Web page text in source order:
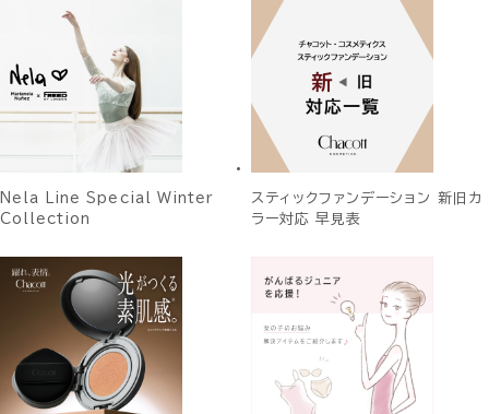
Nela Line Special Winter
Collection
スティックファンデーション 新旧カ
ラー対応 早見表